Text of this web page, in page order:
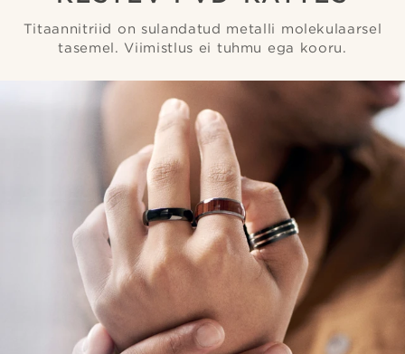
Titaannitriid on sulandatud metalli molekulaarsel
tasemel. Viimistlus ei tuhmu ega kooru.